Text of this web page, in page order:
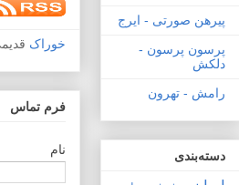
پیرهن صورتی - ایرج
پرسون پرسون -
دلکش
رامش - تهرون
دسته‌بندی
خوراک
فرم تماس
نام